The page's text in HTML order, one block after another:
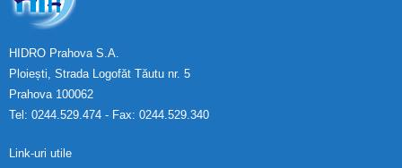
HIDRO Prahova S.A.
Ploiești, Strada Logofăt Tăutu nr. 5
Prahova 100062
Tel: 0244.529.474 - Fax: 0244.529.340
Link-uri utile